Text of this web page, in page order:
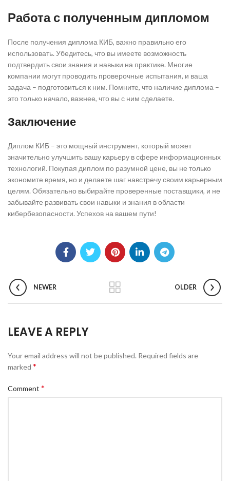
Работа с полученным дипломом
После получения диплома КИБ, важно правильно его
использовать. Убедитесь, что вы имеете возможность
подтвердить свои знания и навыки на практике. Многие
компании могут проводить проверочные испытания, и ваша
задача – подготовиться к ним. Помните, что наличие диплома –
это только начало, важнее, что вы с ним сделаете.
Заключение
Диплом КИБ – это мощный инструмент, который может
значительно улучшить вашу карьеру в сфере информационных
технологий. Покупая диплом по разумной цене, вы не только
экономите время, но и делаете шаг навстречу своим карьерным
целям. Обязательно выбирайте проверенные поставщики, и не
забывайте развивать свои навыки и знания в области
кибербезопасности. Успехов на вашем пути!
NEWER OLDER
LEAVE A REPLY
Your email address will not be published. Required fields are
marked *
Comment *